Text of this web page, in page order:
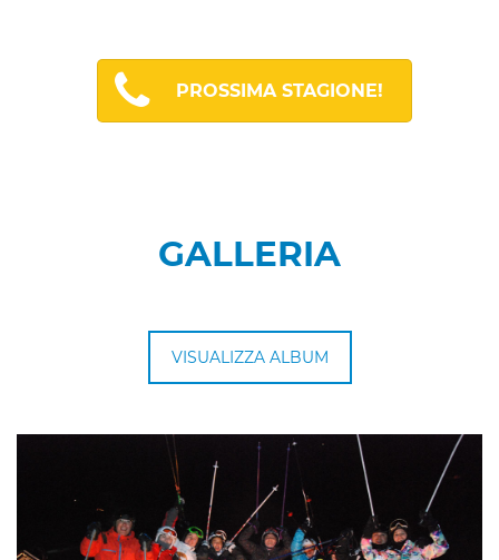
PROSSIMA STAGIONE!
GALLERIA
VISUALIZZA ALBUM